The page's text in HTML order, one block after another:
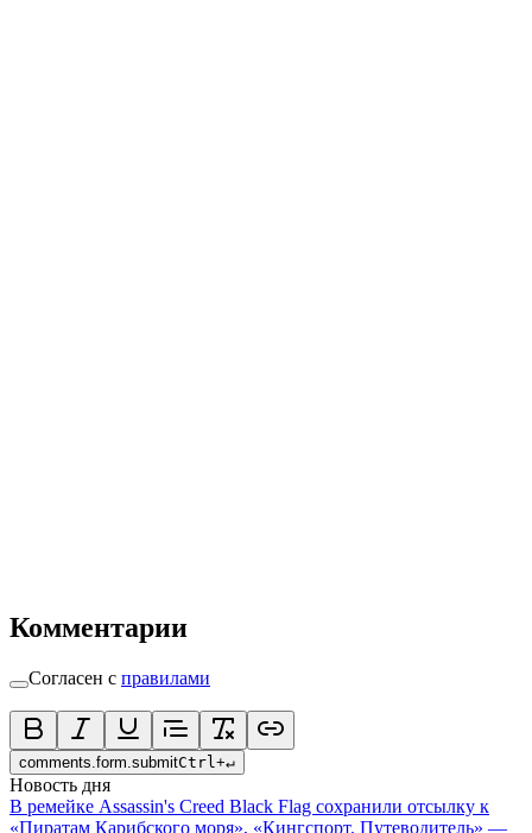
Комментарии
Согласен с правилами
comments.form.submitCtrl +↵
Новость дня
В ремейке Assassin's Creed Black Flag сохранили отсылку к
«Пиратам Карибского моря», «Кингспорт. Путеводитель» —